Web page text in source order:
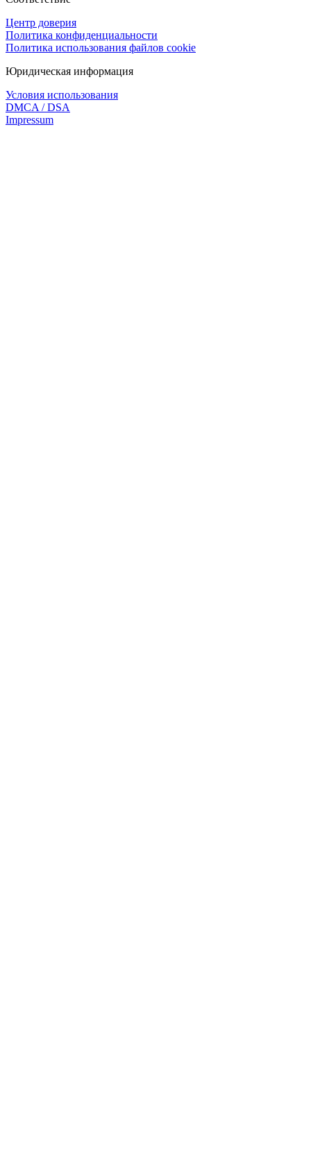
Центр доверия
Политика конфиденциальности
Политика использования файлов cookie
Юридическая информация
Условия использования
DMCA / DSA
Impressum